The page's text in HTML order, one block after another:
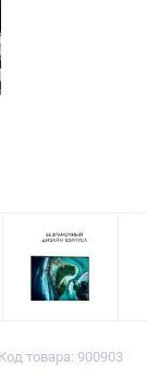
Код товара: 900903